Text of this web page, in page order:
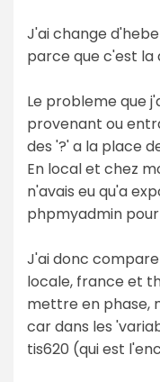
J'ai change
parce que c'est la
Le probleme que
provenant ou
des '?' a la place
En local et chez
n'avais eu qu'a
phpmyadmin
J'ai donc
locale, france et
mettre en phase,
car dans les
tis620 (qui est